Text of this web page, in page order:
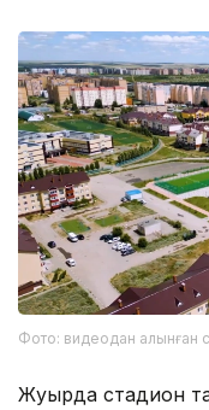
Фото: видеодан алынған
Жуырда стадион